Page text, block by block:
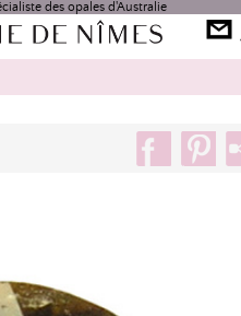
des opales d'Australie